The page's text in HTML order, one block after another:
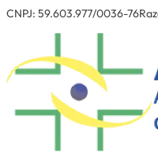
CNPJ: 59.603.977/0036-